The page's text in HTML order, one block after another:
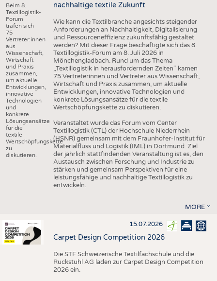
Beim 8.
Textillogistik-
Forum
trafen sich
75
Vertreter:innen
aus
Wissenschaft,
Wirtschaft
und Praxis
zusammen,
um aktuelle
Entwicklungen,
innovative
Technologien
und
konkrete
Lösungsansätze
für die
textile
Wertschöpfungskette
zu
diskutieren.
nachhaltige textile Zukunft
Wie kann die Textilbranche angesichts steigender
Anforderungen an Nachhaltigkeit, Digitalisierung
und Ressourceneffizienz zukunftsfähig gestaltet
werden? Mit dieser Frage beschäftigte sich das 8.
Textillogistik-Forum am 8. Juli 2026 in
Mönchengladbach. Rund um das Thema
„Textillogistik in herausfordernden Zeiten“ kamen
75 Vertreterinnen und Vertreter aus Wissenschaft,
Wirtschaft und Praxis zusammen, um aktuelle
Entwicklungen, innovative Technologien und
konkrete Lösungsansätze für die textile
Wertschöpfungskette zu diskutieren.
Veranstaltet wurde das Forum vom Center
Textillogistik (CTL) der Hochschule Niederrhein
(HSNR) gemeinsam mit dem Fraunhofer-Institut für
Materialfluss und Logistik (IML) in Dortmund. Ziel
der jährlich stattfindenden Veranstaltung ist es, den
Austausch zwischen Forschung und Industrie zu
stärken und gemeinsam Perspektiven für eine
leistungsfähige und nachhaltige Textillogistik zu
entwickeln.
MORE
15.07.2026
Carpet Design Competition 2026
Die STF Schweizerische Textilfachschule und die
Ruckstuhl AG laden zur Carpet Design Competition
2026 ein.